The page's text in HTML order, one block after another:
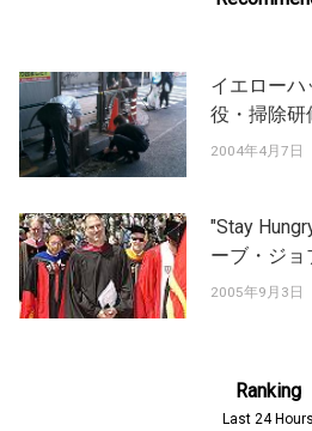
イエロー
役・掃除研
2004年4月7日
"Stay
ーブ・ジョ
2005年9月3日
Ranking
Last 24 Hours